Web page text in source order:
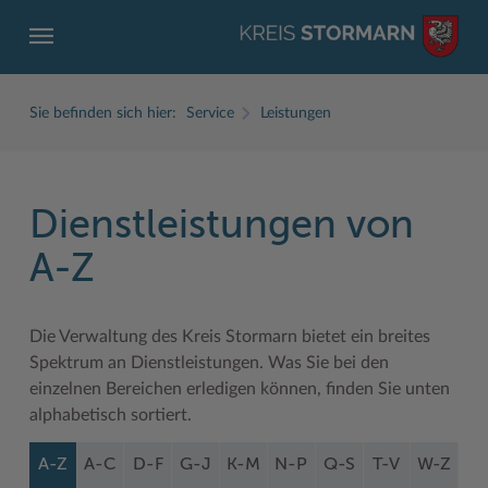
Ämter, Einrichtungen
Bürgerportal Stormarn ↗
Führerscheine
Formulare & Dokumente
Amtliche Bekanntmachungen
Ausschreibungen
Baustellen in Stormarn
Bildungskommune
Fachbereiche
Interessantes in und aus Stormarn
Kreis Stormarn Porträt
Kreiskarte
Ausbildung beim Kreis Stormarn
Der Kreis als Arbeitgeber
Ihre Bewerbung
Initiativbewerbungen Verwaltung
Beruf und Familie im Hansebelt
Branchenverzeichnis
EG-Dienstleistungsrichtlinie (EG-DLRL)
Handwerk für nachhaltiges Wirtschaften
BahnRadWege
Frei- und Hallenbäder
Herrenhäuser
Kultur
Sie befinden sich hier: Service Leistungen
Dienstleistungen von
A-Z
Die Verwaltung des Kreis Stormarn bietet ein breites
Spektrum an Dienstleistungen. Was Sie bei den
einzelnen Bereichen erledigen können, finden Sie unten
alphabetisch sortiert.
A-Z A-C D-F G-J K-M N-P Q-S T-V W-Z